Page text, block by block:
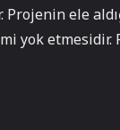
ele
yok